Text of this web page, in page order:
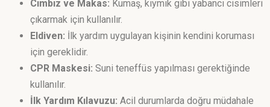
Cımbız ve Makas: Kumaş, kıymık gibi yabancı cisimleri
çıkarmak için kullanılır.
Eldiven: İlk yardım uygulayan kişinin kendini koruması
için gereklidir.
CPR Maskesi: Suni teneffüs yapılması gerektiğinde
kullanılır.
İlk Yardım Kılavuzu: Acil durumlarda doğru müdahale